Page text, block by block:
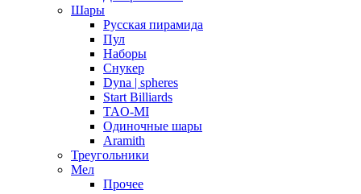
Шары
Русская пирамида
Пул
Наборы
Снукер
Dyna | spheres
Start Billiards
TAO-MI
Одиночные шары
Aramith
Треугольники
Мел
Прочее